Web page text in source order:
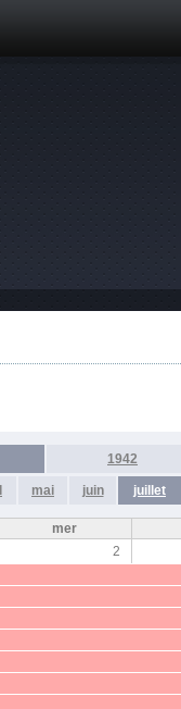
1942
mai juin juillet
mer
2